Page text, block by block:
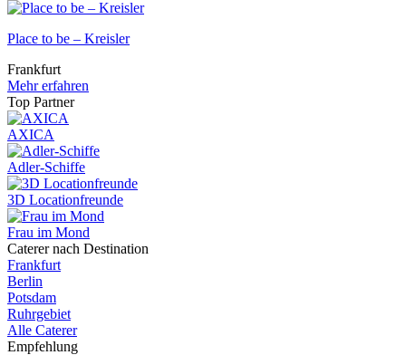
Place to be – Kreisler
Frankfurt
Mehr erfahren
Top Partner
AXICA
Adler-Schiffe
3D Locationfreunde
Frau im Mond
Caterer nach Destination
Frankfurt
Berlin
Potsdam
Ruhrgebiet
Alle Caterer
Empfehlung